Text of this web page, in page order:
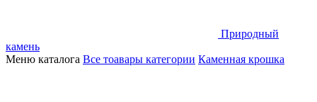
Природный
камень
Меню каталога Все тоавары категории Каменная крошка